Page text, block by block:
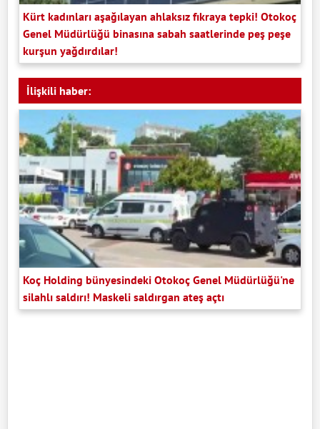
Kürt kadınları aşağılayan ahlaksız fıkraya tepki! Otokoç
Genel Müdürlüğü binasına sabah saatlerinde peş peşe
kurşun yağdırdılar!
İlişkili haber:
Koç Holding bünyesindeki Otokoç Genel Müdürlüğü'ne
silahlı saldırı! Maskeli saldırgan ateş açtı